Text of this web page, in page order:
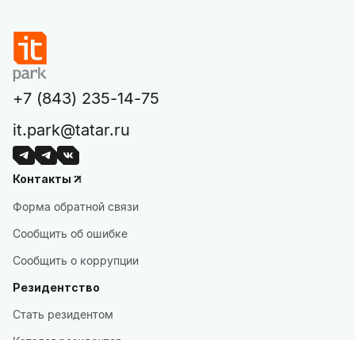
+7 (843) 235-14-75
it.park@tatar.ru
Контакты
Форма обратной связи
Сообщить об ошибке
Сообщить о коррупции
Резидентство
Стать резидентом